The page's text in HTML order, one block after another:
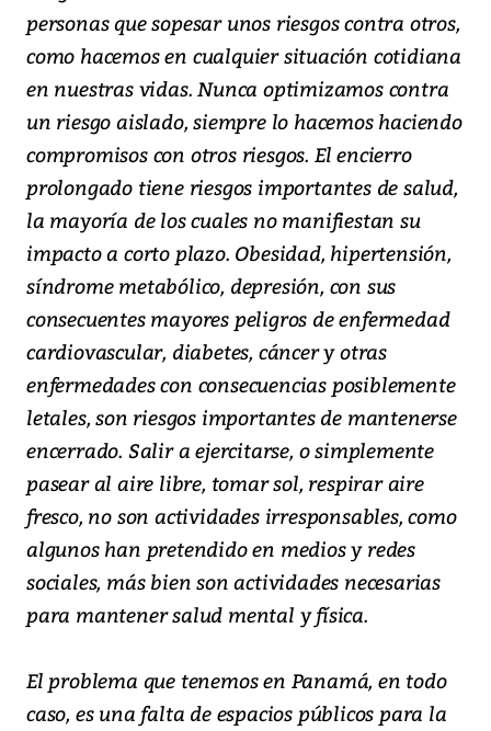
personas que sopesar unos riesgos contra otros,
como hacemos en cualquier situación cotidiana
en nuestras vidas. Nunca optimizamos contra
un riesgo aislado, siempre lo hacemos haciendo
compromisos con otros riesgos. El encierro
prolongado tiene riesgos importantes de salud,
la mayoría de los cuales no manifiestan su
impacto a corto plazo. Obesidad, hipertensión,
síndrome metabólico, depresión, con sus
consecuentes mayores peligros de enfermedad
cardiovascular, diabetes, cáncer y otras
enfermedades con consecuencias posiblemente
letales, son riesgos importantes de mantenerse
encerrado. Salir a ejercitarse, o simplemente
pasear al aire libre, tomar sol, respirar aire
fresco, no son actividades irresponsables, como
algunos han pretendido en medios y redes
sociales, más bien son actividades necesarias
para mantener salud mental y física.
El problema que tenemos en Panamá, en todo
caso, es una falta de espacios públicos para la